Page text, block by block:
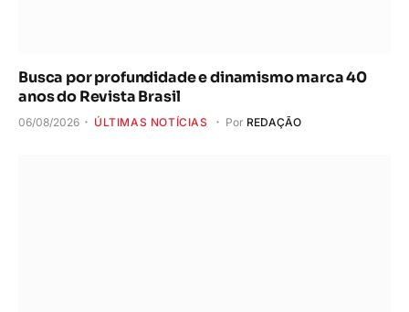
Busca por profundidade e dinamismo marca 40
anos do Revista Brasil
06/08/2026 ÚLTIMAS NOTÍCIAS Por REDAÇÃO